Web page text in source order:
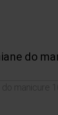
do
manicure